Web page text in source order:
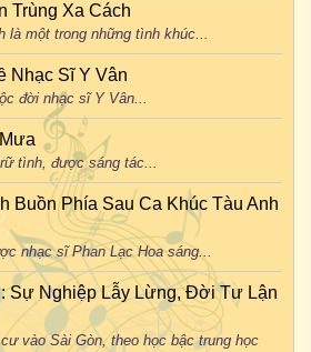
Trùng Xa Cách
là một trong những tình khúc...
Nhạc Sĩ Y Vân
đời nhạc sĩ Y Vân...
tình, được sáng tác...
Buồn Phía Sau Ca Khúc Tàu Anh
nhạc sĩ Phan Lạc Hoa sáng...
Sự Nghiệp Lẫy Lừng, Đời Tư Lận
vào Sài Gòn, theo học bậc trung học